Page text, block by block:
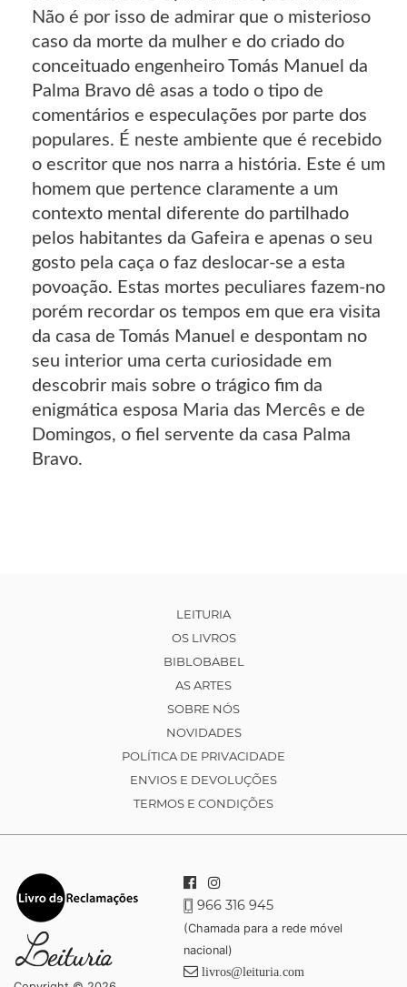
Não é por isso de admirar que o misterioso
caso da morte da mulher e do criado do
conceituado engenheiro Tomás Manuel da
Palma Bravo dê asas a todo o tipo de
comentários e especulações por parte dos
populares. É neste ambiente que é recebido
o escritor que nos narra a história. Este é um
homem que pertence claramente a um
contexto mental diferente do partilhado
pelos habitantes da Gafeira e apenas o seu
gosto pela caça o faz deslocar-se a esta
povoação. Estas mortes peculiares fazem-no
porém recordar os tempos em que era visita
da casa de Tomás Manuel e despontam no
seu interior uma certa curiosidade em
descobrir mais sobre o trágico fim da
enigmática esposa Maria das Mercês e de
Domingos, o fiel servente da casa Palma
Bravo.
LEITURIA
OS LIVROS
BIBLOBABEL
AS ARTES
SOBRE NÓS
NOVIDADES
POLÍTICA DE PRIVACIDADE
ENVIOS E DEVOLUÇÕES
TERMOS E CONDIÇÕES
966 316 945
(Chamada para a rede móvel
nacional)
livros@leituria.com